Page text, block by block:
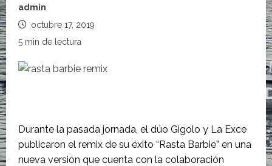
admin
octubre 17, 2019
5 min de lectura
Durante la pasada jornada, el dúo Gigolo y La Exce
publicaron el remix de su éxito “Rasta Barbie” en una
nueva versión que cuenta con la colaboración